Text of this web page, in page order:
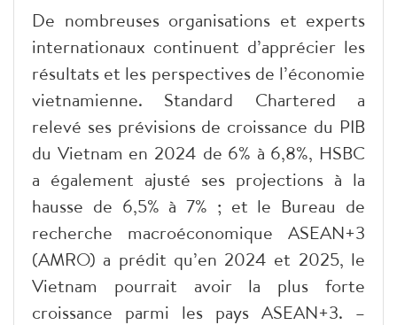
De nombreuses organisations et experts
internationaux continuent d’apprécier les
résultats et les perspectives de l’économie
vietnamienne. Standard Chartered a
relevé ses prévisions de croissance du PIB
du Vietnam en 2024 de 6% à 6,8%, HSBC
a également ajusté ses projections à la
hausse de 6,5% à 7% ; et le Bureau de
recherche macroéconomique ASEAN+3
(AMRO) a prédit qu’en 2024 et 2025, le
Vietnam pourrait avoir la plus forte
croissance parmi les pays ASEAN+3. –